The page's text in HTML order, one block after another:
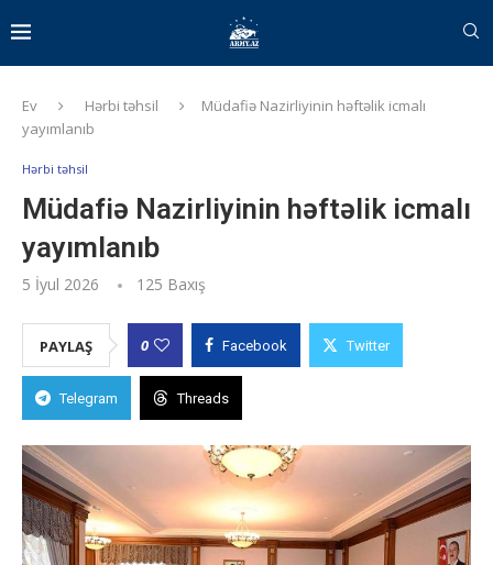
Ev Hərbi təhsil
Müdafiə Nazirliyinin həftəlik icmalı
yayımlanıb
Hərbi təhsil
Müdafiə Nazirliyinin həftəlik icmalı
yayımlanıb
5 İyul 2026 125 Baxış
PAYLAŞ 0 Facebook Twitter
Telegram Threads